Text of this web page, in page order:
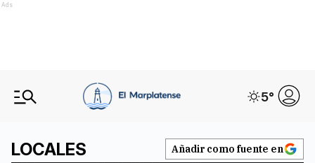
Ads
5°
LOCALES Añadir como fuente en